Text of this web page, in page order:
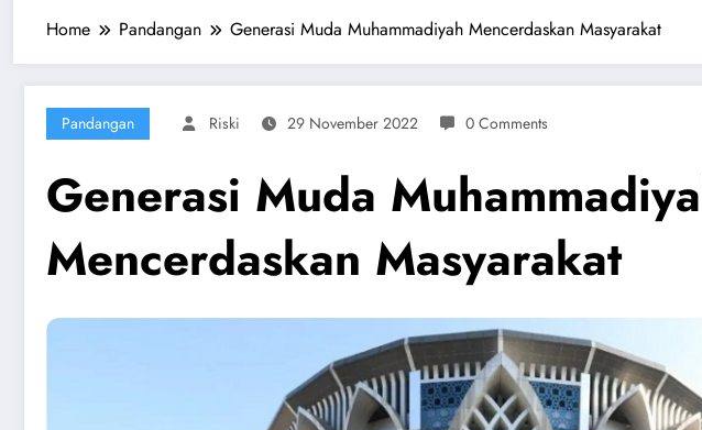
Home Pandangan Generasi Muda Muhammadiyah Mencerdaskan Masyarakat
Pandangan Riski 29 November 2022 0 Comments
Generasi Muda
Mencerdaskan Masyarakat